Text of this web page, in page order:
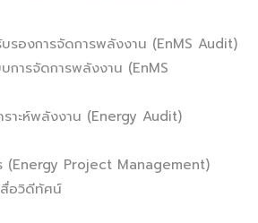
รองการจัดการพลังงาน (EnMS Audit)
บการจัดการพลังงาน (EnMS
ราะห์พลังงาน (Energy Audit)
(Energy Project Management)
สื่อวิดีทัศน์